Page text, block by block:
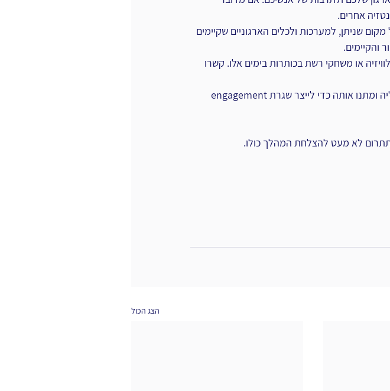
שניתן, למערכות ולכלים הארגוניים שקיימים
והקיימים.
או משחקי רשת בכותרות בימים אלו. קשרו
לא מעט להצלחת המהלך כולו.
הצג הכול